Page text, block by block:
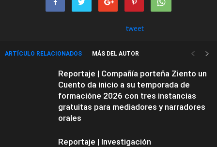
tweet
ARTÍCULO RELACIONADOS MÁS DEL AUTOR
Reportaje | Compañía porteña Ziento un
Cuento da inicio a su temporada de
formacióne 2026 con tres instancias
gratuitas para mediadores y narradores
orales
Reportaje | Investigación